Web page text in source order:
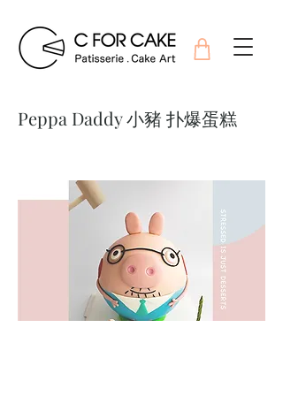
Peppa Daddy 小豬 扑爆蛋糕